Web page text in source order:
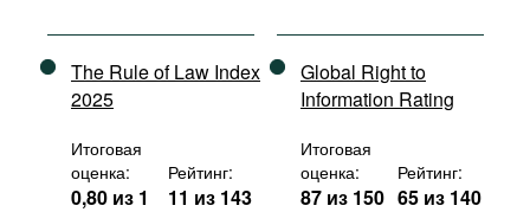
The Rule of Law Index
2025
Итоговая
оценка:
0,80 из 1
Рейтинг:
11 из 143
Global Right to
Information Rating
Итоговая
оценка:
87 из 150
Рейтинг:
65 из 140